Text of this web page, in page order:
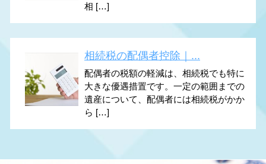
相 […]
相続税の配偶者控除｜...
配偶者の税額の軽減は、相続税でも特に
大きな優遇措置です。一定の範囲までの
遺産について、配偶者には相続税がかか
ら […]